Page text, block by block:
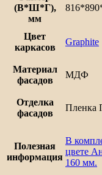
(В*Ш*Г),
мм
Цвет
каркасов
Graphite
Материал
фасадов
МДФ
Отделка
фасадов
Пленка
Полезная
информация
В
цвете
160 мм.